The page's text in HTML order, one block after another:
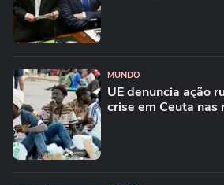
MUNDO
UE denuncia ação
crise em Ceuta nas